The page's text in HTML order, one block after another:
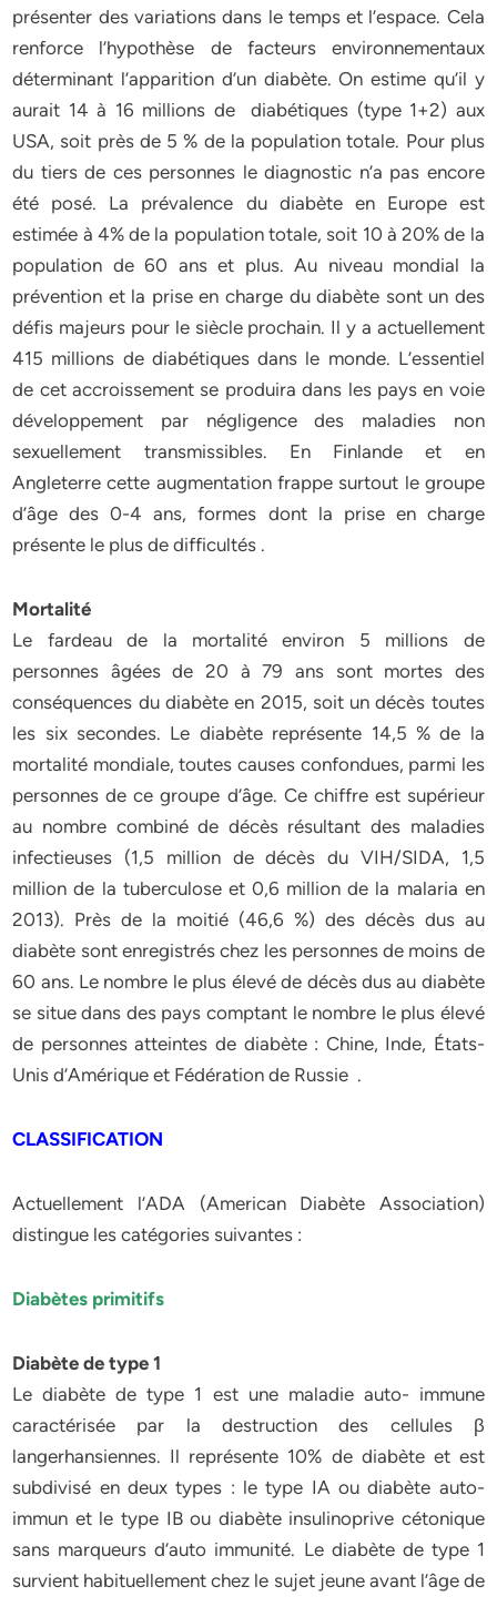
présenter des variations dans le temps et l’espace. Cela
renforce l’hypothèse de facteurs environnementaux
déterminant l’apparition d’un diabète. On estime qu’il y
aurait 14 à 16 millions de diabétiques (type 1+2) aux
USA, soit près de 5 % de la population totale. Pour plus
du tiers de ces personnes le diagnostic n’a pas encore
été posé. La prévalence du diabète en Europe est
estimée à 4% de la population totale, soit 10 à 20% de la
population de 60 ans et plus. Au niveau mondial la
prévention et la prise en charge du diabète sont un des
défis majeurs pour le siècle prochain. Il y a actuellement
415 millions de diabétiques dans le monde. L’essentiel
de cet accroissement se produira dans les pays en voie
développement par négligence des maladies non
sexuellement transmissibles. En Finlande et en
Angleterre cette augmentation frappe surtout le groupe
d’âge des 0-4 ans, formes dont la prise en charge
présente le plus de difficultés .
Mortalité
Le fardeau de la mortalité environ 5 millions de
personnes âgées de 20 à 79 ans sont mortes des
conséquences du diabète en 2015, soit un décès toutes
les six secondes. Le diabète représente 14,5 % de la
mortalité mondiale, toutes causes confondues, parmi les
personnes de ce groupe d’âge. Ce chiffre est supérieur
au nombre combiné de décès résultant des maladies
infectieuses (1,5 million de décès du VIH/SIDA, 1,5
million de la tuberculose et 0,6 million de la malaria en
2013). Près de la moitié (46,6 %) des décès dus au
diabète sont enregistrés chez les personnes de moins de
60 ans. Le nombre le plus élevé de décès dus au diabète
se situe dans des pays comptant le nombre le plus élevé
de personnes atteintes de diabète : Chine, Inde, États-
Unis d’Amérique et Fédération de Russie .
CLASSIFICATION
Actuellement l’ADA (American Diabète Association)
distingue les catégories suivantes :
Diabètes primitifs
Diabète de type 1
Le diabète de type 1 est une maladie auto- immune
caractérisée par la destruction des cellules β
langerhansiennes. Il représente 10% de diabète et est
subdivisé en deux types : le type IA ou diabète auto-
immun et le type IB ou diabète insulinoprive cétonique
sans marqueurs d’auto immunité. Le diabète de type 1
survient habituellement chez le sujet jeune avant l’âge de